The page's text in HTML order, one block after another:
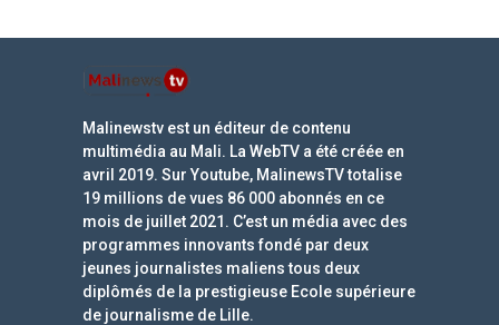
Malinewstv est un éditeur de contenu
multimédia au Mali. La WebTV a été créée en
avril 2019. Sur Youtube, MalinewsTV totalise
19 millions de vues 86 000 abonnés en ce
mois de juillet 2021. C’est un média avec des
programmes innovants fondé par deux
jeunes journalistes maliens tous deux
diplômés de la prestigieuse Ecole supérieure
de journalisme de Lille.